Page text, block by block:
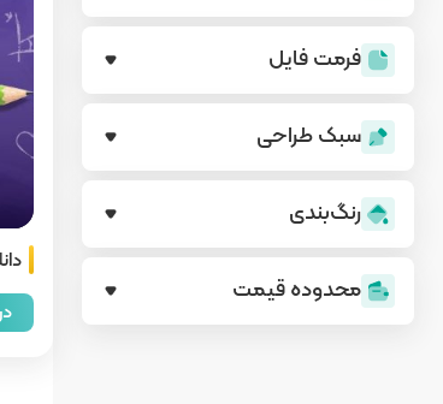
فرمت فایل
سبک طراحی
رنگ‌بندی
محدوده قیمت